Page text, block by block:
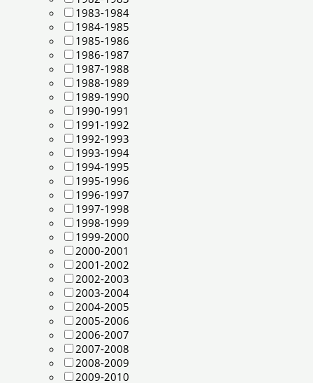
1983-1984
1984-1985
1985-1986
1986-1987
1987-1988
1988-1989
1989-1990
1990-1991
1991-1992
1992-1993
1993-1994
1994-1995
1995-1996
1996-1997
1997-1998
1998-1999
1999-2000
2000-2001
2001-2002
2002-2003
2003-2004
2004-2005
2005-2006
2006-2007
2007-2008
2008-2009
2009-2010